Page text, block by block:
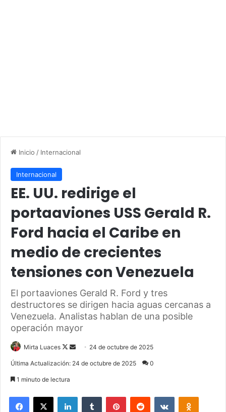
Inicio / Internacional
Internacional
EE. UU. redirige el
portaaviones USS Gerald R.
Ford hacia el Caribe en
medio de crecientes
tensiones con Venezuela
El portaaviones Gerald R. Ford y tres
destructores se dirigen hacia aguas cercanas a
Venezuela. Analistas hablan de una posible
operación mayor
Mirta Luaces
F
o
w
a
24 de octubre de 2025
Última Actualización: 24 de octubre de 2025 0
1 minuto de lectura